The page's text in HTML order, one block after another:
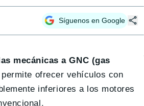
Síguenos en Google
mecánicas a GNC (gas
ofrecer vehículos con
inferiores a los motores